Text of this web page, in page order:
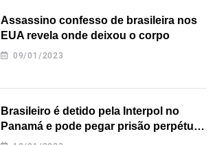
Assassino confesso de brasileira nos
EUA revela onde deixou o corpo
09/01/2023
Brasileiro é detido pela Interpol no
Panamá e pode pegar prisão perpétua
nos EUA